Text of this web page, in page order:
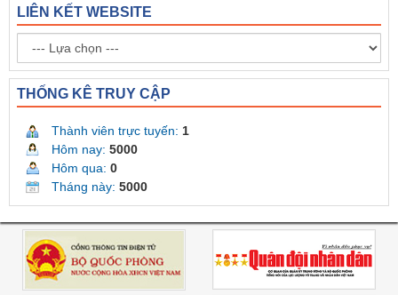
LIÊN KẾT WEBSITE
THỐNG KÊ TRUY CẬP
Thành viên trực tuyến: 1
Hôm nay: 5000
Hôm qua: 0
Tháng này: 5000